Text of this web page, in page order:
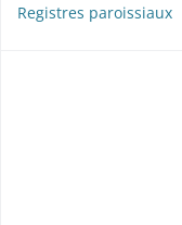
Registres paroissiaux